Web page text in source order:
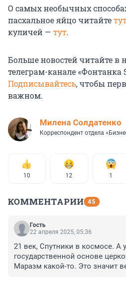
О самых необычных
пасхальное яйцо читайте
куличей — тут.
Больше новостей читайте
телеграм-канале «Фонтанка
Подписывайтесь, чтобы
важном.
Милена Солдатенко
Корреспондент отдела
10 12 1
КОММЕНТАРИИ 45
Гость
22 апреля 2025, 05:36
21 век, Спутники в космосе. А
государственной основе
Маразм какой-то. Это значит